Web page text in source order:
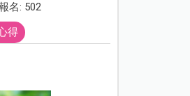
名: 502
得